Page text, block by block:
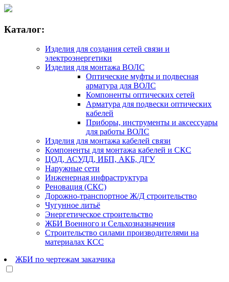
Каталог:
Изделия для создания сетей связи и
электроэнергетики
Изделия для монтажа ВОЛС
Оптические муфты и подвесная
арматура для ВОЛС
Компоненты оптических сетей
Арматура для подвески оптических
кабелей
Приборы, инструменты и аксессуары
для работы ВОЛС
Изделия для монтажа кабелей связи
Компоненты для монтажа кабелей и СКС
ЦОД, АСУДД, ИБП, АКБ, ДГУ
Наружные сети
Инженерная инфраструктура
Реновация (СКС)
Дорожно-транспортное Ж/Д строительство
Чугунное литьё
Энергетическое строительство
ЖБИ Военного и Сельхозназначения
Строительство силами производителями на
материалах КСС
ЖБИ по чертежам заказчика